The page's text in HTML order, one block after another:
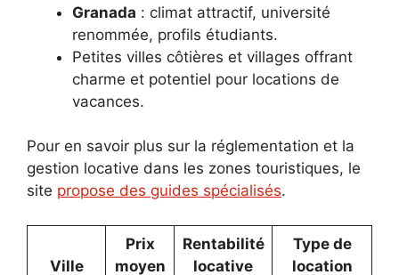
Granada : climat attractif, université
renommée, profils étudiants.
Petites villes côtières et villages offrant
charme et potentiel pour locations de
vacances.
Pour en savoir plus sur la réglementation et la
gestion locative dans les zones touristiques, le
site propose des guides spécialisés.
Ville
Prix
moyen
Rentabilité
locative
Type de
location